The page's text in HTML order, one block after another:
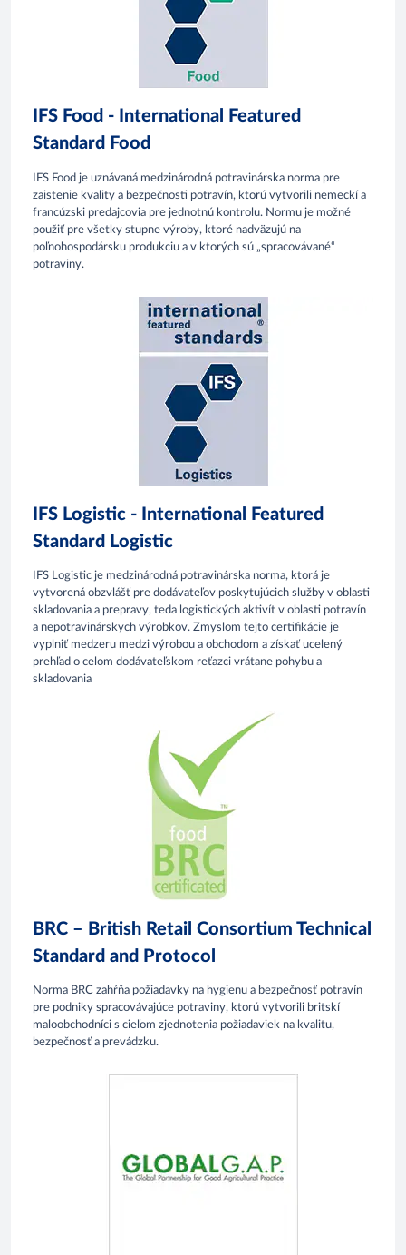
IFS Food - International Featured
Standard Food
IFS Food je uznávaná medzinárodná potravinárska norma pre
zaistenie kvality a bezpečnosti potravín, ktorú vytvorili nemeckí a
francúzski predajcovia pre jednotnú kontrolu. Normu je možné
použiť pre všetky stupne výroby, ktoré nadväzujú na
poľnohospodársku produkciu a v ktorých sú „spracovávané“
potraviny.
IFS Logistic - International Featured
Standard Logistic
IFS Logistic je medzinárodná potravinárska norma, ktorá je
vytvorená obzvlášť pre dodávateľov poskytujúcich služby v oblasti
skladovania a prepravy, teda logistických aktivít v oblasti potravín
a nepotravinárskych výrobkov. Zmyslom tejto certifikácie je
vyplniť medzeru medzi výrobou a obchodom a získať ucelený
prehľad o celom dodávateľskom reťazci vrátane pohybu a
skladovania
BRC – British Retail Consortium Technical
Standard and Protocol
Norma BRC zahŕňa požiadavky na hygienu a bezpečnosť potravín
pre podniky spracovávajúce potraviny, ktorú vytvorili britskí
maloobchodníci s cieľom zjednotenia požiadaviek na kvalitu,
bezpečnosť a prevádzku.